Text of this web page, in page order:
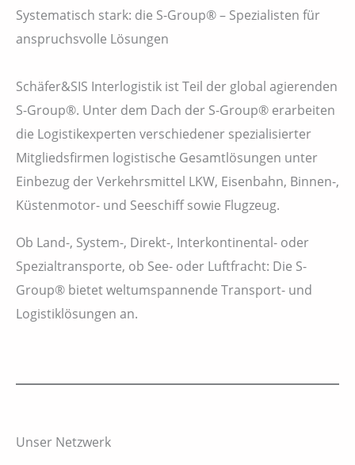
Systematisch stark: die S-Group® – Spezialisten für
anspruchsvolle Lösungen
Schäfer&SIS Interlogistik ist Teil der global agierenden
S-Group®. Unter dem Dach der S-Group® erarbeiten
die Logistikexperten verschiedener spezialisierter
Mitgliedsfirmen logistische Gesamtlösungen unter
Einbezug der Verkehrsmittel LKW, Eisenbahn, Binnen-,
Küstenmotor- und Seeschiff sowie Flugzeug.
Ob Land-, System-, Direkt-, Interkontinental- oder
Spezialtransporte, ob See- oder Luftfracht: Die S-
Group® bietet weltumspannende Transport- und
Logistiklösungen an.
Unser Netzwerk